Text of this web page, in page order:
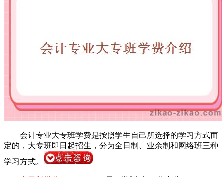
会计专业大专班学费是按照学生自己所选择的学习方式而
定的，大专班即日起招生，分为全日制、业余制和网络班三种
学习方式。